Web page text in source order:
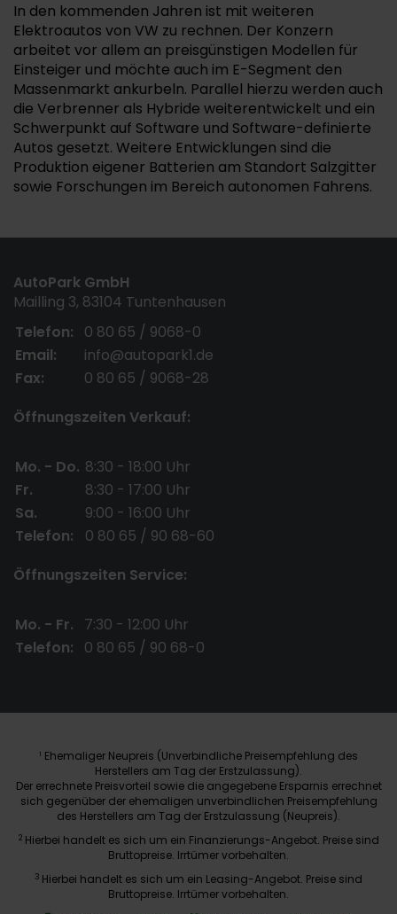
In den kommenden Jahren ist mit weiteren
Elektroautos von VW zu rechnen. Der Konzern
arbeitet vor allem an preisgünstigen Modellen für
Einsteiger und möchte auch im E-Segment den
Massenmarkt ankurbeln. Parallel hierzu werden auch
die Verbrenner als Hybride weiterentwickelt und ein
Schwerpunkt auf Software und Software-definierte
Autos gesetzt. Weitere Entwicklungen sind die
Produktion eigener Batterien am Standort Salzgitter
sowie Forschungen im Bereich autonomen Fahrens.
AutoPark GmbH
Mailling 3, 83104 Tuntenhausen
Telefon:
0 80 65 / 9068-0
Email:
info@autopark1.de
Fax:
0 80 65 / 9068-28
Öffnungszeiten Verkauf:
Mo. - Do. 8:30 - 18:00 Uhr
Fr.
8:30 - 17:00 Uhr
Sa.
9:00 - 16:00 Uhr
Telefon:
0 80 65 / 90 68-60
Öffnungszeiten Service:
Mo. - Fr.
7:30 - 12:00 Uhr
Telefon:
0 80 65 / 90 68-0
1 Ehemaliger Neupreis (Unverbindliche Preisempfehlung des
Herstellers am Tag der Erstzulassung).
Der errechnete Preisvorteil sowie die angegebene Ersparnis errechnet
sich gegenüber der ehemaligen unverbindlichen Preisempfehlung
des Herstellers am Tag der Erstzulassung (Neupreis).
2 Hierbei handelt es sich um ein Finanzierungs-Angebot. Preise sind
Bruttopreise. Irrtümer vorbehalten.
3 Hierbei handelt es sich um ein Leasing-Angebot. Preise sind
Bruttopreise. Irrtümer vorbehalten.